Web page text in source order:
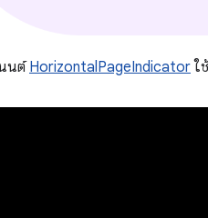
นต์HorizontalPageIndicator ใ